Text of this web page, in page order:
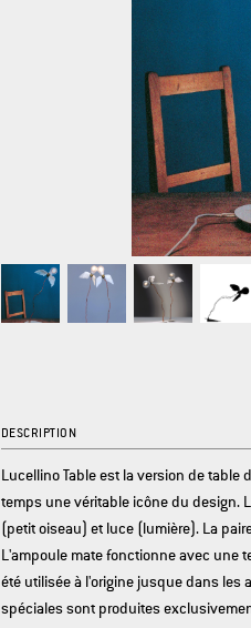
DEUTSCH
DESCRIPTION
Lucellino Table est la version de table
temps une véritable icône du design.
(petit oiseau) et luce (lumière). La
L'ampoule mate fonctionne avec une
été utilisée à l'origine jusque dans les
spéciales sont produites